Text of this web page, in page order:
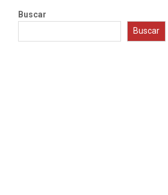
Buscar
Buscar